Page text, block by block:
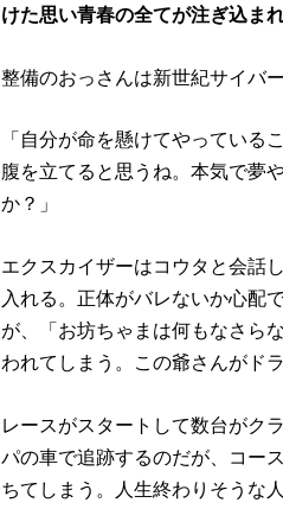
けた思い青春の全てが注ぎ込ま
整備のおっさんは新世紀サイバ
「自分が命を懸けてやっている
腹を立てると思うね。本気で夢
か？」
エクスカイザーはコウタと会話
入れる。正体がバレないか心配
が、「お坊ちゃまは何もなさら
われてしまう。この爺さんがド
レースがスタートして数台がク
パの車で追跡するのだが、コー
ちてしまう。人生終わりそうな